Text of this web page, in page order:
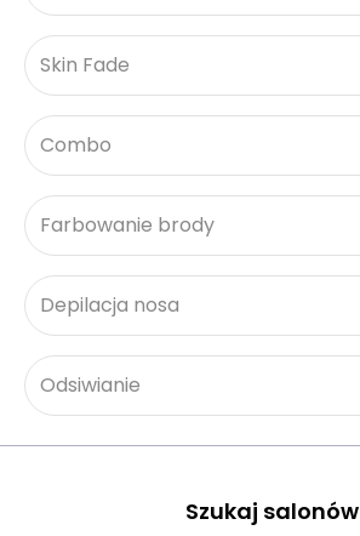
Skin Fade
Combo
Farbowanie brody
Depilacja nosa
Odsiwianie
Szukaj salonów